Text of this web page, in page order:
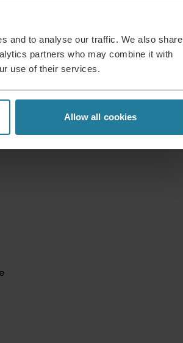
and to analyse our traffic. We also share
partners who may combine it with
use of their services.
Allow all cookies